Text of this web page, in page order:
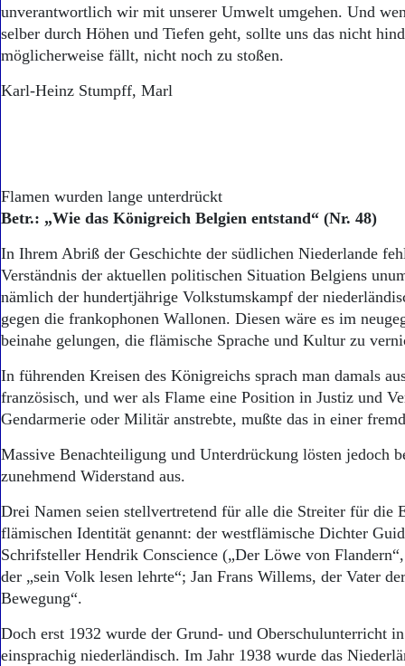
unverantwortlich wir mit unserer Umwelt umgehen. Und
selber durch Höhen und Tiefen geht, sollte uns das nicht
möglicherweise fällt, nicht noch zu stoßen.
Karl-Heinz Stumpff, Marl
Flamen wurden lange unterdrückt
Betr.: „Wie das Königreich Belgien entstand“ (Nr. 48)
In Ihrem Abriß der Geschichte der südlichen Niederlande
Verständnis der aktuellen politischen Situation Belgiens
nämlich der hundertjährige Volkstumskampf der
gegen die frankophonen Wallonen. Diesen wäre es im
beinahe gelungen, die flämische Sprache und Kultur zu
In führenden Kreisen des Königreichs sprach man damals
französisch, und wer als Flame eine Position in Justiz und
Gendarmerie oder Militär anstrebte, mußte das in einer
Massive Benachteiligung und Unterdrückung lösten jedoch
zunehmend Widerstand aus.
Drei Namen seien stellvertretend für alle die Streiter für die
flämischen Identität genannt: der westflämische Dichter
Schrifsteller Hendrik Conscience („Der Löwe von
der „sein Volk lesen lehrte“; Jan Frans Willems, der Vater
Bewegung“.
Doch erst 1932 wurde der Grund- und Oberschulunterricht
einsprachig niederländisch. Im Jahr 1938 wurde das